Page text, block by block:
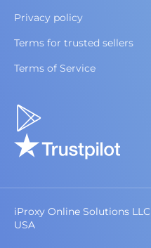
Privacy policy
Terms for trusted sellers
Terms of Service
iProxy Online Solutions LLC
USA